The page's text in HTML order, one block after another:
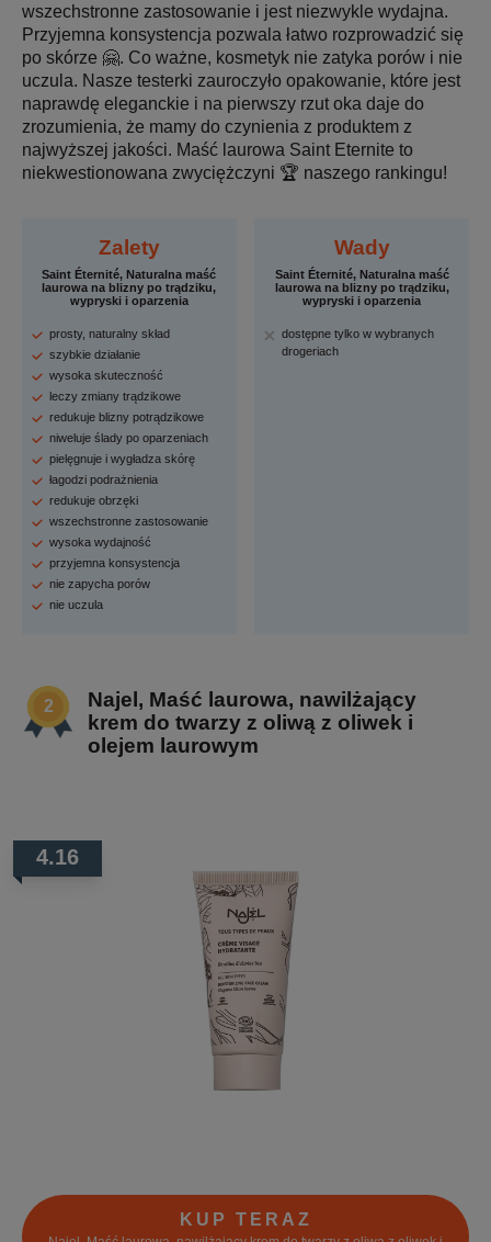
wszechstronne zastosowanie i jest niezwykle wydajna.
Przyjemna konsystencja pozwala łatwo rozprowadzić się
po skórze 🤗. Co ważne, kosmetyk nie zatyka porów i nie
uczula. Nasze testerki zauroczyło opakowanie, które jest
naprawdę eleganckie i na pierwszy rzut oka daje do
zrozumienia, że mamy do czynienia z produktem z
najwyższej jakości. Maść laurowa Saint Eternite to
niekwestionowana zwyciężczyni 🏆 naszego rankingu!
Zalety
Saint Éternité, Naturalna maść
laurowa na blizny po trądziku,
wypryski i oparzenia
prosty, naturalny skład
szybkie działanie
wysoka skuteczność
leczy zmiany trądzikowe
redukuje blizny potrądzikowe
niweluje ślady po oparzeniach
pielęgnuje i wygładza skórę
łagodzi podrażnienia
redukuje obrzęki
wszechstronne zastosowanie
wysoka wydajność
przyjemna konsystencja
nie zapycha porów
nie uczula
Wady
Saint Éternité, Naturalna maść
laurowa na blizny po trądziku,
wypryski i oparzenia
dostępne tylko w wybranych
drogeriach
Najel, Maść laurowa, nawilżający
krem do twarzy z oliwą z oliwek i
olejem laurowym
4.16
KUP TERAZ